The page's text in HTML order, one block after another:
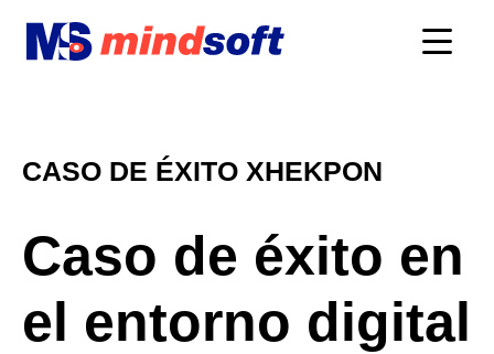
CASO DE ÉXITO XHEKPON
Caso de éxito en
el entorno digital